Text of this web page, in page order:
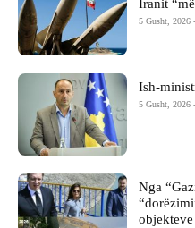
Iranit
5 Gusht, 2026
Ish-
5 Gusht, 2026
Nga